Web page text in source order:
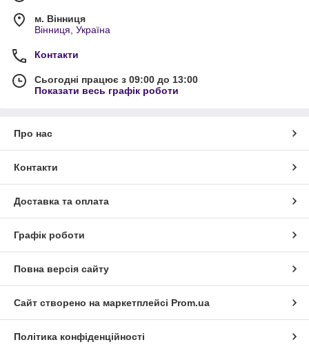
м. Вінниця
Вінниця, Україна
Контакти
Сьогодні працює з 09:00 до 13:00
Показати весь графік роботи
Про нас
Контакти
Доставка та оплата
Графік роботи
Повна версія сайту
Сайт створено на маркетплейсі Prom.ua
Політика конфіденційності